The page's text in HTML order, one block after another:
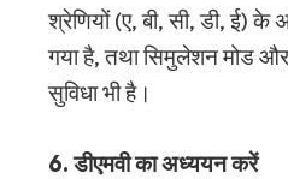
श्रेणियों (ए, बी, सी, डी, ई) के
गया है, तथा सिमुलेशन मोड
सुविधा भी है।
6. डीएमवी का अध्ययन करें